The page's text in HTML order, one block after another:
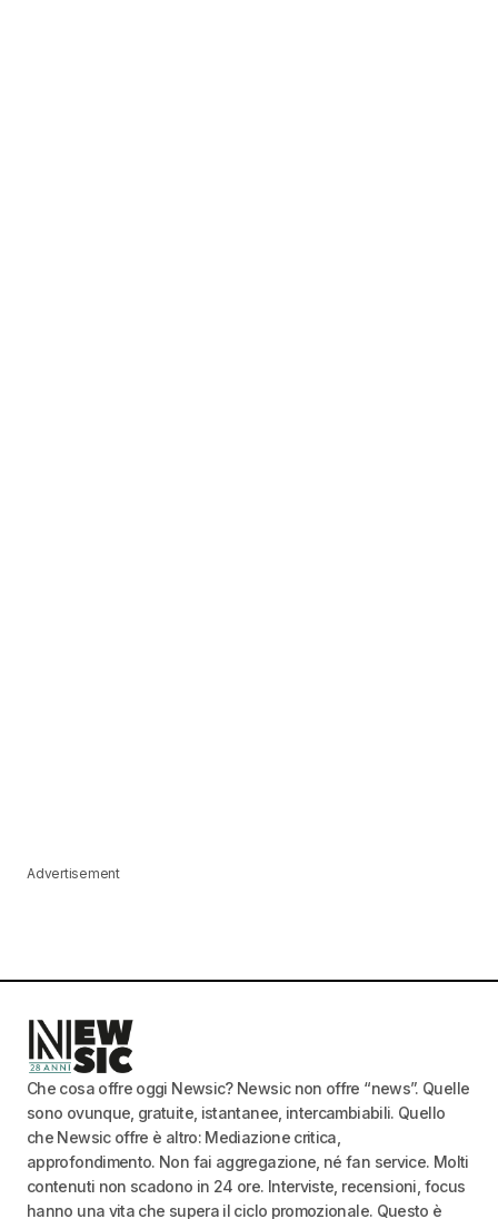
Advertisement
Che cosa offre oggi Newsic? Newsic non offre “news”. Quelle
sono ovunque, gratuite, istantanee, intercambiabili. Quello
che Newsic offre è altro: Mediazione critica,
approfondimento. Non fai aggregazione, né fan service. Molti
contenuti non scadono in 24 ore. Interviste, recensioni, focus
hanno una vita che supera il ciclo promozionale. Questo è